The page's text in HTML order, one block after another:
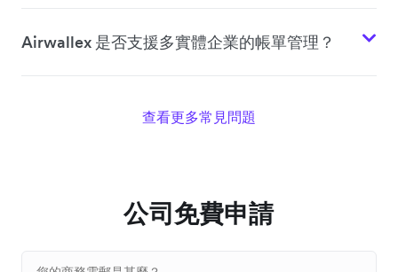
Airwallex 是否支援多實體企業的帳單管理？
查看更多常見問題
公司免費申請